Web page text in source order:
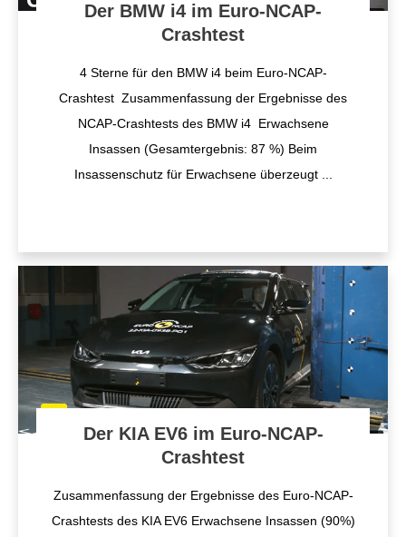
Der BMW i4 im Euro-NCAP-
Crashtest
4 Sterne für den BMW i4 beim Euro-NCAP-
Crashtest Zusammenfassung der Ergebnisse des
NCAP-Crashtests des BMW i4 Erwachsene
Insassen (Gesamtergebnis: 87 %) Beim
Insassenschutz für Erwachsene überzeugt
Der KIA EV6 im Euro-NCAP-
Crashtest
Zusammenfassung der Ergebnisse des Euro-NCAP-
Crashtests des KIA EV6 Erwachsene Insassen (90%)